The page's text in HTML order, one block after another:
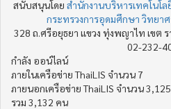
สนับสนุนโดย สำนักงานบริหารเทคโนโ
กระทรวงการอุดมศึกษา วิทยา
328 ถ.ศรีอยุธยา แขวง ทุ่งพญาไท เขต ร
02-232-
กำลัง ออน์ไลน์
ภายในเครือข่าย ThaiLIS จำนวน 7
ภายนอกเครือข่าย ThaiLIS จำนวน 3,125
รวม 3,132 คน